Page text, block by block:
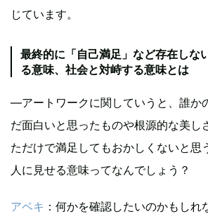
じています。
最終的に「自己満足」など存在しな
る意味、社会と対峙する意味とは
―アートワークに関していうと、誰か
だ面白いと思ったものや根源的な美し
ただけで満足してもおかしくないと思
人に見せる意味ってなんでしょう？
アベキ ：何かを確認したいのかもしれ